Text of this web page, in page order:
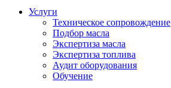
Услуги
Техническое сопровождение
Подбор масла
Экспертиза масла
Экспертиза топлива
Аудит оборудования
Обучение